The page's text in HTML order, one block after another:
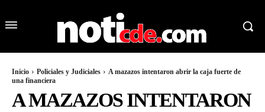
Inicio Policiales y Judiciales
A mazazos intentaron abrir la caja fuerte de
una financiera
A MAZAZOS INTENTARON